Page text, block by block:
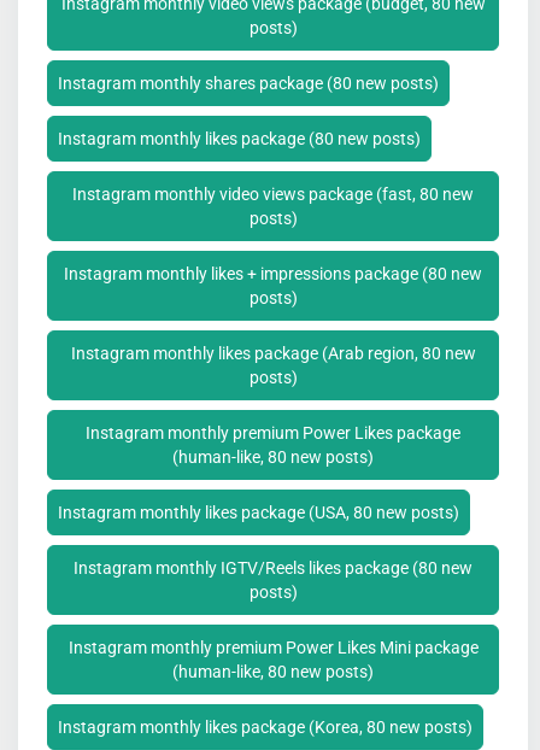
posts)
Instagram monthly shares package (80 new posts)
Instagram monthly likes package (80 new posts)
Instagram monthly video views package (fast, 80 new
posts)
Instagram monthly likes + impressions package (80 new
posts)
Instagram monthly likes package (Arab region, 80 new
posts)
Instagram monthly premium Power Likes package
(human-like, 80 new posts)
Instagram monthly likes package (USA, 80 new posts)
Instagram monthly IGTV/Reels likes package (80 new
posts)
Instagram monthly premium Power Likes Mini package
(human-like, 80 new posts)
Instagram monthly likes package (Korea, 80 new posts)